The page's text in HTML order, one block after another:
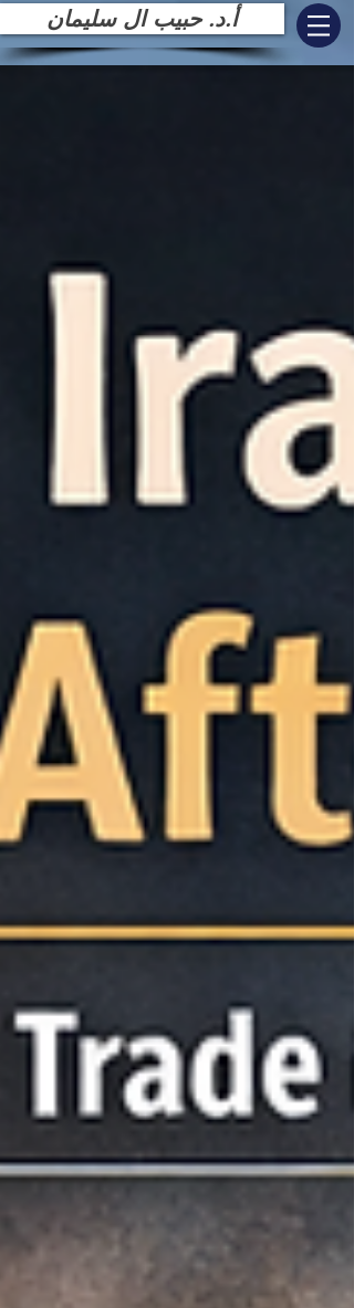
أ.د. حبيب ال سليمان